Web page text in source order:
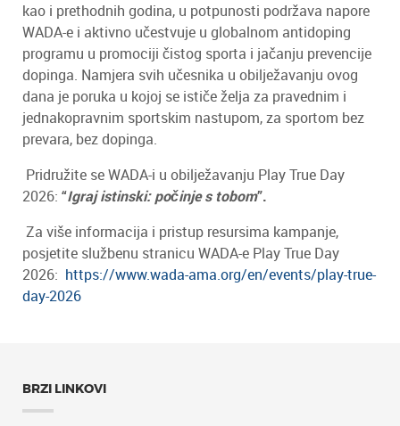
kao i prethodnih godina, u potpunosti podržava napore
WADA-e i aktivno učestvuje u globalnom antidoping
programu u promociji čistog sporta i jačanju prevencije
dopinga. Namjera svih učesnika u obilježavanju ovog
dana je poruka u kojoj se ističe želja za pravednim i
jednakopravnim sportskim nastupom, za sportom bez
prevara, bez dopinga.
Pridružite se WADA-i u obilježavanju Play True Day
2026: “Igraj istinski: počinje s tobom”.
Za više informacija i pristup resursima kampanje,
posjetite službenu stranicu WADA-e Play True Day
2026: https://www.wada-ama.org/en/events/play-true-
day-2026
BRZI LINKOVI